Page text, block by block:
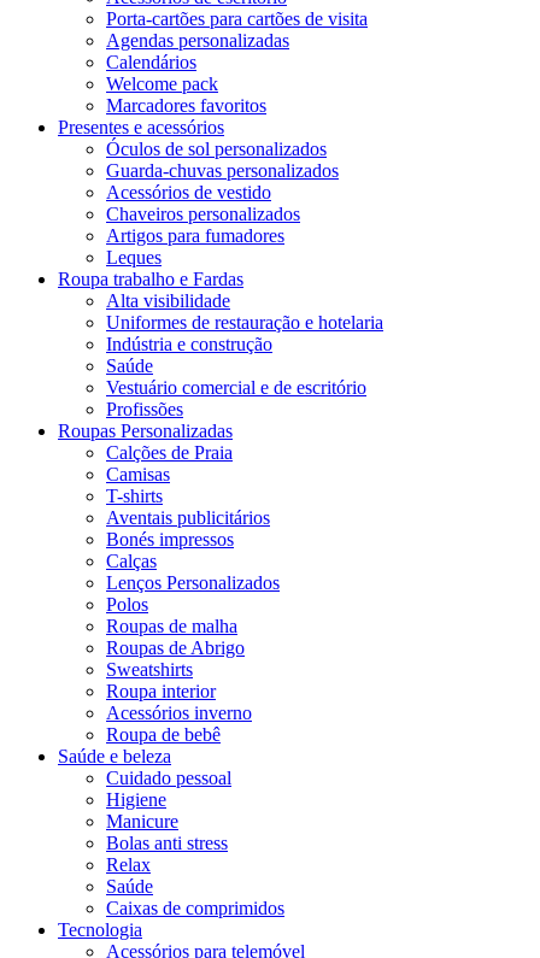
Porta-cartões para cartões de visita
Agendas personalizadas
Calendários
Welcome pack
Marcadores favoritos
Presentes e acessórios
Óculos de sol personalizados
Guarda-chuvas personalizados
Acessórios de vestido
Chaveiros personalizados
Artigos para fumadores
Leques
Roupa trabalho e Fardas
Alta visibilidade
Uniformes de restauração e hotelaria
Indústria e construção
Saúde
Vestuário comercial e de escritório
Profissões
Roupas Personalizadas
Calções de Praia
Camisas
T-shirts
Aventais publicitários
Bonés impressos
Calças
Lenços Personalizados
Polos
Roupas de malha
Roupas de Abrigo
Sweatshirts
Roupa interior
Acessórios inverno
Roupa de bebê
Saúde e beleza
Cuidado pessoal
Higiene
Manicure
Bolas anti stress
Relax
Saúde
Caixas de comprimidos
Tecnologia
Acessórios para telemóvel